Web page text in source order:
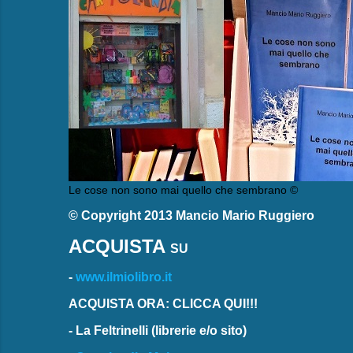
Le cose non sono mai quello che sembrano ©
© Copyright 2013 Mancio Mario Ruggiero
ACQUISTA SU
- www.ilmiolibro.it
ACQUISTA ORA: CLICCA QUI!!!
- La Feltrinelli(librerie e/o sito)